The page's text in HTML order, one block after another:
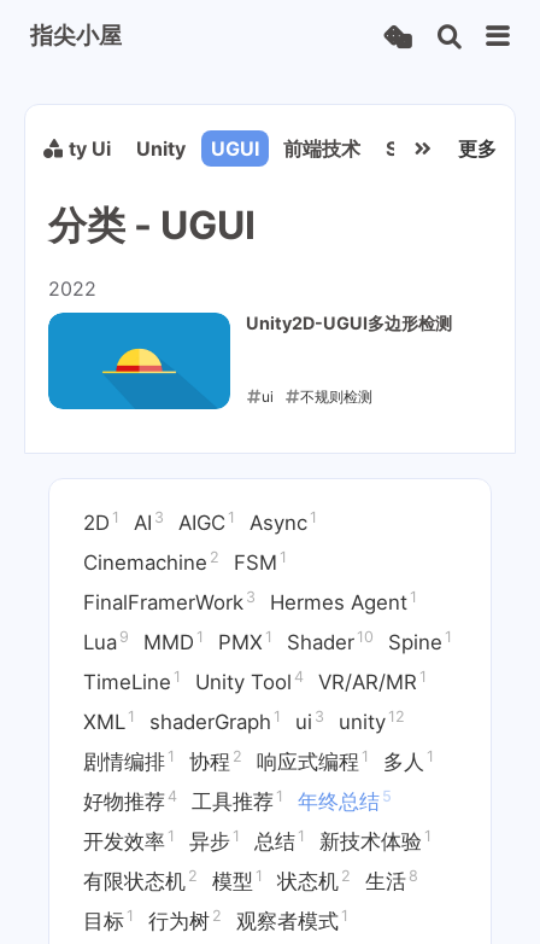
指尖小屋
Unity Ui Unity UGUI 前端技术 ShaderGraph
更多
分类 - UGUI
2022
Unity2D-UGUI多边形检测
ui 不规则检测
2D 1 AI 3 AIGC 1 Async 1
Cinemachine 2 FSM 1
FinalFramerWork 3 Hermes Agent 1
Lua 9 MMD 1 PMX 1 Shader 10 Spine 1
TimeLine 1 Unity Tool 4 VR/AR/MR 1
XML 1 shaderGraph 1 ui 3 unity 12
剧情编排 1 协程 2 响应式编程 1 多人 1
好物推荐 4 工具推荐 1 年终总结 5
开发效率 1 异步 1 总结 1 新技术体验 1
有限状态机 2 模型 1 状态机 2 生活 8
目标 1 行为树 2 观察者模式 1